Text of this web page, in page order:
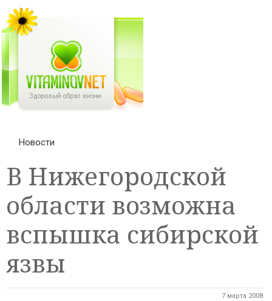
Новости
В Нижегородской
области возможна
вспышка сибирской
язвы
7 марта 2008